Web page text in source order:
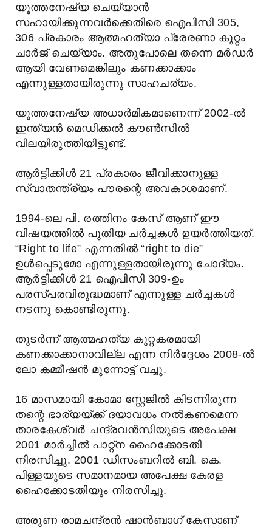
യൂത്തനേഷ്യ ചെയ്യാൻ
സഹായിക്കുന്നവർക്കെതിരെ ഐപിസി 305,
306 പ്രകാരം ആത്മഹത്യാ പ്രേരണാ കുറ്റം
ചാർജ് ചെയ്യാം. അതുപോലെ തന്നെ മർഡർ
ആയി വേണമെങ്കിലും കണക്കാക്കാം
എന്നുള്ളതായിരുന്നു സാഹചര്യം.
യൂത്തനേഷ്യ അധാർമികമാണെന്ന് 2002-ൽ
ഇന്ത്യൻ മെഡിക്കൽ കൗൺസിൽ
വിലയിരുത്തിയിട്ടുണ്ട്.
ആർട്ടിക്കിൾ 21 പ്രകാരം ജീവിക്കാനുള്ള
സ്വാതന്ത്ര്യം പൗരന്റെ അവകാശമാണ്.
1994-ലെ പി. രത്തിനം കേസ് ആണ് ഈ
വിഷയത്തിൽ പുതിയ ചർച്ചകൾ ഉയർത്തിയത്.
“Right to life” എന്നതിൽ “right to die”
ഉൾപ്പെടുമോ എന്നുള്ളതായിരുന്നു ചോദ്യം.
ആർട്ടിക്കിൾ 21 ഐപിസി 309-ഉം
പരസ്പരവിരുദ്ധമാണ് എന്നുള്ള ചർച്ചകൾ
നടന്നു കൊണ്ടിരുന്നു.
തുടർന്ന് ആത്മഹത്യ കുറ്റകരമായി
കണക്കാക്കാനാവില്ല എന്ന നിർദ്ദേശം 2008-ൽ
ലോ കമ്മീഷൻ മുന്നോട്ട് വച്ചു.
16 മാസമായി കോമാ സ്റ്റേജിൽ കിടന്നിരുന്ന
തന്റെ ഭാര്യയ്ക്ക് ദയാവധം നൽകണമെന്ന
താരകേശ്വർ ചന്ദ്രവൻസിയുടെ അപേക്ഷ
2001 മാർച്ചിൽ പാറ്റ്ന ഹൈക്കോടതി
നിരസിച്ചു. 2001 ഡിസംബറിൽ ബി. കെ.
പിള്ളയുടെ സമാനമായ അപേക്ഷ കേരള
ഹൈക്കോടതിയും നിരസിച്ചു.
അരുണ രാമചന്ദ്രൻ ഷാൻബാഗ് കേസാണ്